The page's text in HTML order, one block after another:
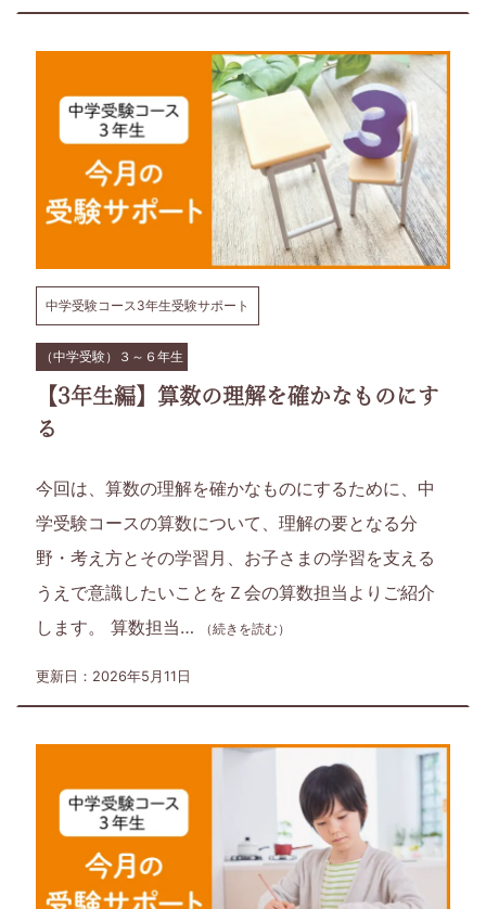
中学受験コース3年生受験サポート
（中学受験）３～６年生
【3年生編】算数の理解を確かなものにす
る
今回は、算数の理解を確かなものにするために、中
学受験コースの算数について、理解の要となる分
野・考え方とその学習月、お子さまの学習を支える
うえで意識したいことをＺ会の算数担当よりご紹介
します。 算数担当…
（続きを読む）
更新日：2026年5月11日